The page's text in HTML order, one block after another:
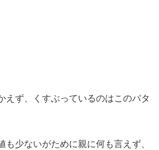
えず、くすぶっているのはこのパタ
も少ないがために親に何も言えず、